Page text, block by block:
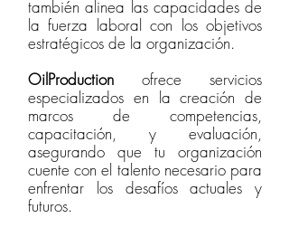
también alinea las capacidades de
la fuerza laboral con los objetivos
estratégicos de la organización.
OilProduction ofrece servicios
especializados en la creación de
marcos de competencias,
capacitación, y evaluación,
asegurando que tu organización
cuente con el talento necesario para
enfrentar los desafíos actuales y
futuros.